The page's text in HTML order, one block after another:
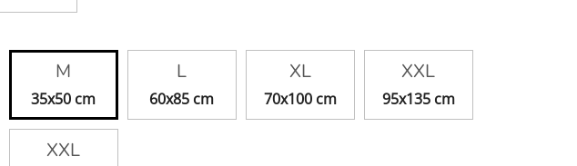
M
35x50 cm
L
60x85 cm
XL
70x100 cm
XXL
95x135 cm
XXL